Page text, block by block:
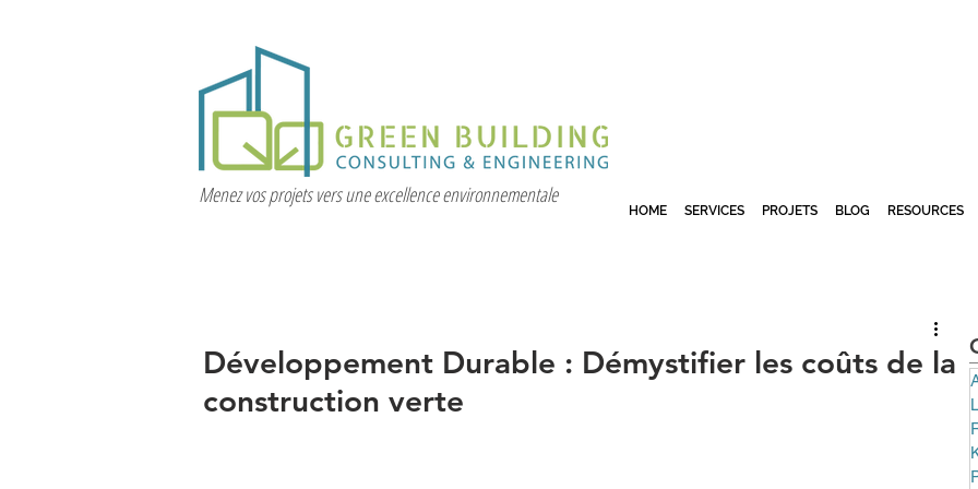
Menez vos projets vers une excellence environnementale
HOME SERVICES PROJETS BLOG RESOURCES
Développement Durable : Démystifier les coûts de la
construction verte